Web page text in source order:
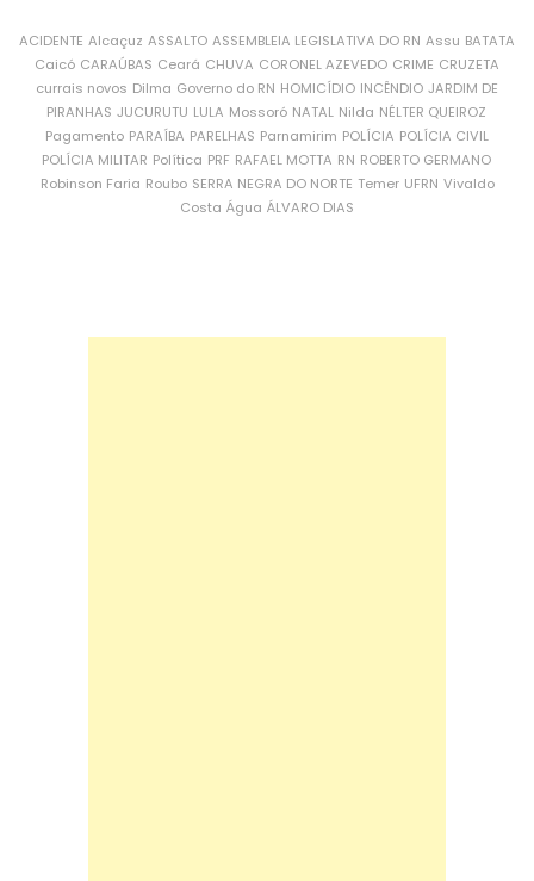
ACIDENTE Alcaçuz ASSALTO ASSEMBLEIA LEGISLATIVA DO RN Assu BATATA
Caicó CARAÚBAS Ceará CHUVA CORONEL AZEVEDO CRIME CRUZETA
currais novos Dilma Governo do RN HOMICÍDIO INCÊNDIO JARDIM DE
PIRANHAS JUCURUTU LULA Mossoró NATAL Nilda NÉLTER QUEIROZ
Pagamento PARAÍBA PARELHAS Parnamirim POLÍCIA POLÍCIA CIVIL
POLÍCIA MILITAR Política PRF RAFAEL MOTTA RN ROBERTO GERMANO
Robinson Faria Roubo SERRA NEGRA DO NORTE Temer UFRN Vivaldo
Costa Água ÁLVARO DIAS